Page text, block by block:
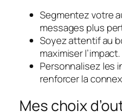
Segmentez votre
messages plus
Soyez attentif au
maximiser l’impact.
Personnalisez les
renforcer la
Mes choix